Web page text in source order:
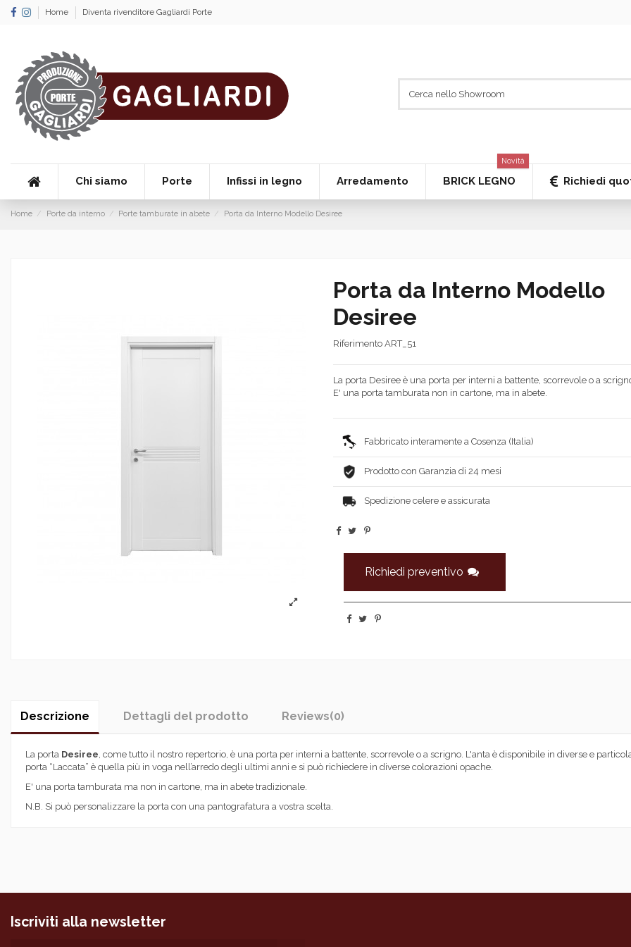
Home Diventa rivenditore Gagliardi Porte
Chi siamo Porte Infissi in legno Arredamento BRICK LEGNO
Novità
Richiedi
Home Porte da interno Porte tamburate in abete Porta da Interno Modello Desiree
Porta da Interno Modello
Desiree
Riferimento ART_51
La porta Desiree è una porta per interni a battente, scorrevole o a
E' una porta tamburata non in cartone, ma in abete.
Fabbricato interamente a Cosenza (Italia)
Prodotto con Garanzia di 24 mesi
Spedizione celere e assicurata
Richiedi preventivo
Descrizione Dettagli del prodotto Reviews(0)
La porta Desiree , come tutto il nostro repertorio, è una porta per interni a battente, scorrevole o a scrigno. L'anta è disponibile in diverse e
porta “Laccata” è quella più in voga nell’arredo degli ultimi anni e si può richiedere in diverse colorazioni opache.
E' una porta tamburata ma non in cartone, ma in abete tradizionale.
N.B. Si può personalizzare la porta con una pantografatura a vostra scelta.
Anta spessore finale di 43mm,
Assemblaggio telaio
Iscriviti alla newsletter